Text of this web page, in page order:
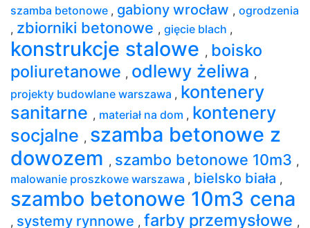
szamba betonowe , gabiony wrocław , ogrodzenia
, zbiorniki betonowe , gięcie blach ,
konstrukcje stalowe , boisko
poliuretanowe , odlewy żeliwa ,
projekty budowlane warszawa , kontenery
sanitarne , materiał na dom , kontenery
socjalne , szamba betonowe z
dowozem , szambo betonowe 10m3 ,
malowanie proszkowe warszawa , bielsko biała ,
szambo betonowe 10m3 cena
, systemy rynnowe , farby przemysłowe ,